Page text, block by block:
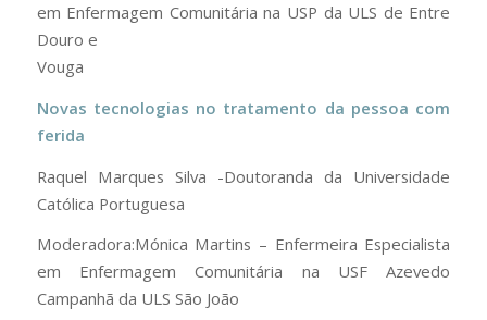
em Enfermagem Comunitária na USP da ULS de Entre
Douro e
Vouga
Novas tecnologias no tratamento da pessoa com
ferida
Raquel Marques Silva -Doutoranda da Universidade
Católica Portuguesa
Moderadora:Mónica Martins – Enfermeira Especialista
em Enfermagem Comunitária na USF Azevedo
Campanhã da ULS São João